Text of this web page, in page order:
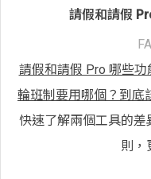
請假和請假
請假和請假 Pro 哪些
輪班制要用哪個？到底
快速了解兩個工具的
則，